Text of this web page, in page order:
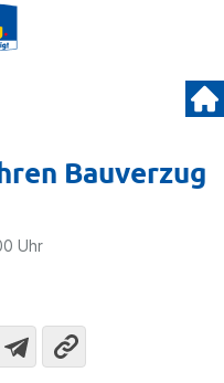
Bauverzug
Uhr